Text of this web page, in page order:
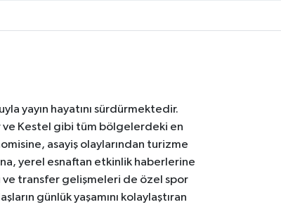
yayın hayatını sürdürmektedir.
ve Kestel gibi tüm bölgelerdeki en
asayiş olaylarından turizme
yerel esnaftan etkinlik haberlerine
ve transfer gelişmeleri de özel spor
günlük yaşamını kolaylaştıran